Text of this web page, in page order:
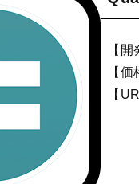
【
【
【